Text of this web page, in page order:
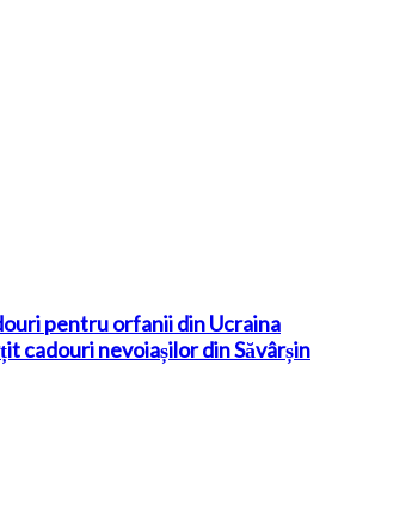
pentru orfanii din Ucraina
cadouri nevoiașilor din Săvârșin